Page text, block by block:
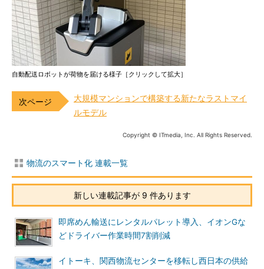
自動配送ロボットが荷物を届ける様子［クリックして拡大］
大規模マンションで構築する新たなラストマイ
ルモデル
Copyright © ITmedia, Inc. All Rights Reserved.
物流のスマート化 連載一覧
新しい連載記事が 9 件あります
即席めん輸送にレンタルパレット導入、イオンGな
どドライバー作業時間7割削減
イトーキ、関西物流センターを移転し西日本の供給